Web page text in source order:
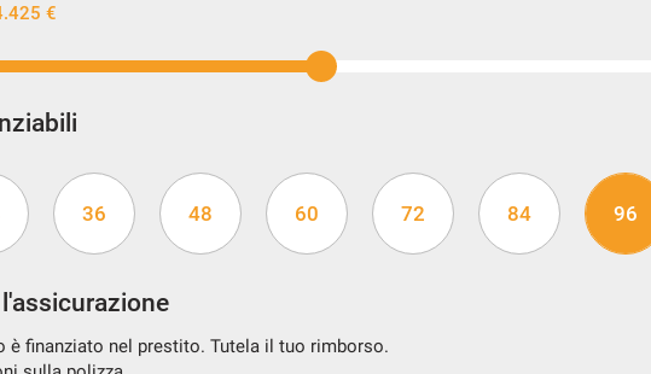
€
36 48 60 72 84 96
è finanziato nel prestito. Tutela il tuo rimborso.